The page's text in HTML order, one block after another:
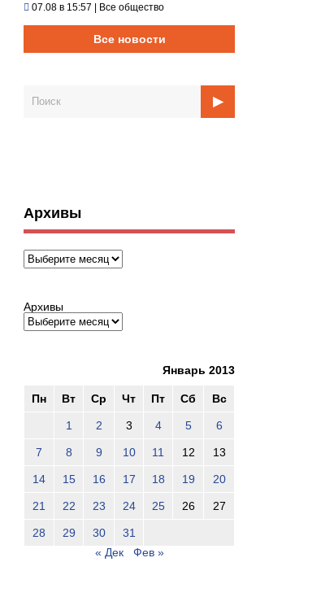
07.08 в 15:57 | Все общество
Все новости
Архивы
Архивы
Архивы
Январь 2013
Пн Вт Ср Чт Пт Сб Вс
1 2 3 4 5 6
7 8 9 10 11 12 13
14 15 16 17 18 19 20
21 22 23 24 25 26 27
28 29 30
31
« Дек
Фев »